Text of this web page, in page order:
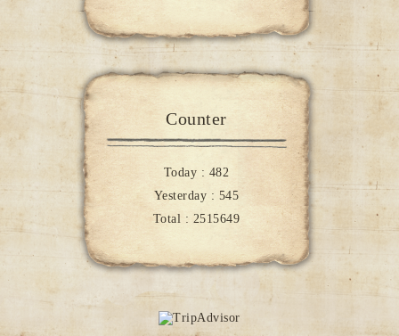
Counter
Today : 482
Yesterday : 545
Total : 2515649